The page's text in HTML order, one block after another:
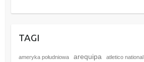
TAGI
ameryka południowa arequipa atletico national